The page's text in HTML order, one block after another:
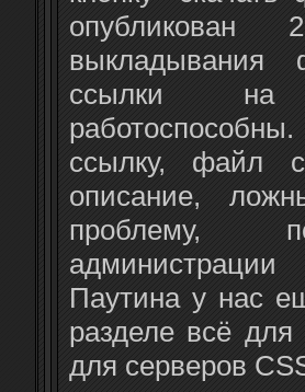
опубликован
выкладывания
ссылки на
ссылку, файл с
описание,
проблему,
Паутина у нас
разделе всё для
для серверов